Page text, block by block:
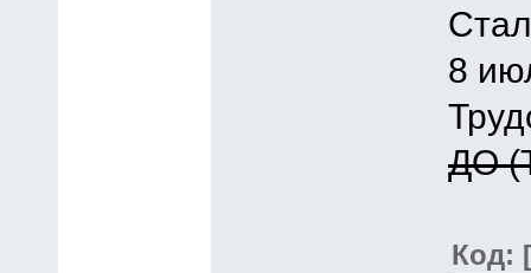
8
ДО
Код: